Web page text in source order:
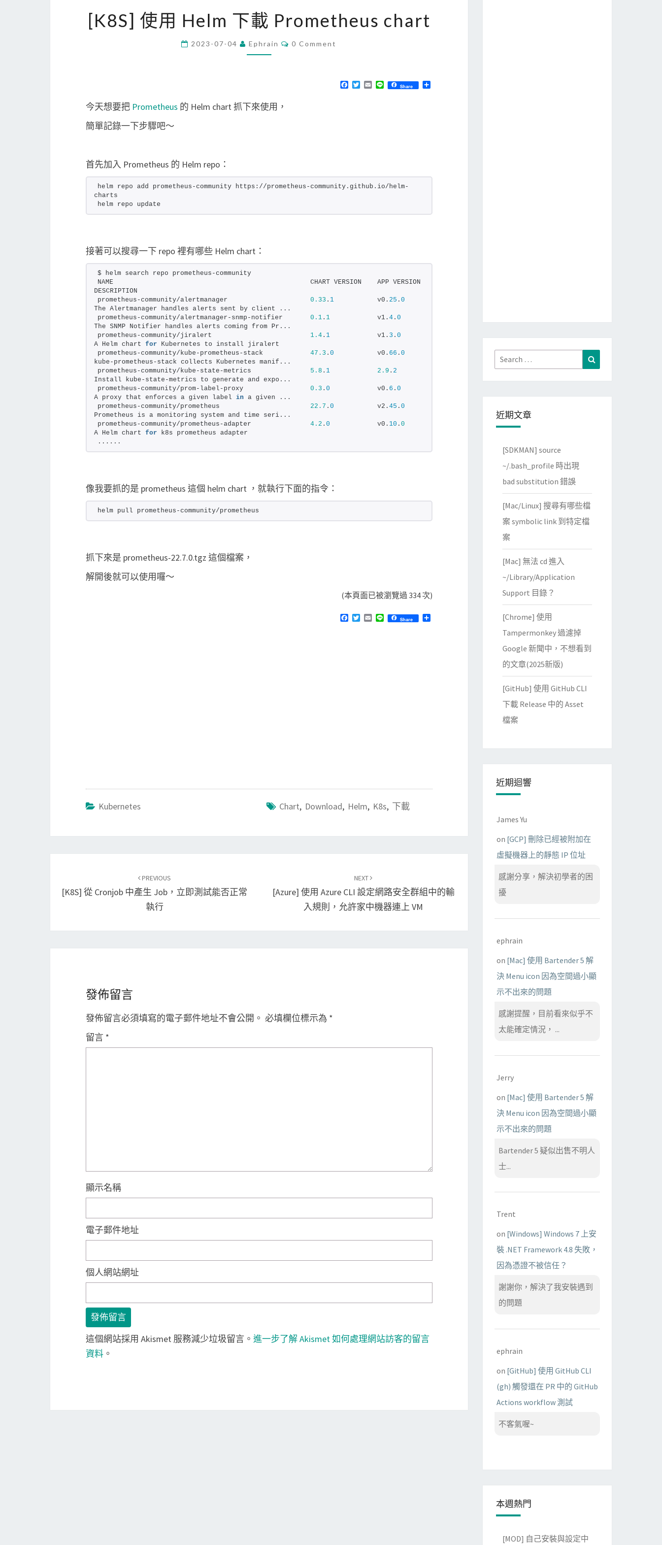
K
S
H
載
r
e
u
c
h
a
r
[K8S] 使用 Helm 下載 Prometheus chart
2023-07-04 Ephrain
C
0 Comment
F
T
E
L
Share
分
今天想要把 Prometheus 的 Helm chart 抓下來使用，
簡單記錄一下步驟吧～
首先加入 Prometheus 的 Helm repo：
helm repo add prometheus-community https://prometheus-community.github.io/helm-
charts
helm repo update
接著可以搜尋一下 repo 裡有哪些 Helm chart：
$ helm search repo prometheus-community
NAME                                                  CHART VERSION    APP VERSION
DESCRIPTION
prometheus-community/alertmanager 0.33 . 1
           v0.
25 . 0
The Alertmanager handles alerts sent by client ...
prometheus-community/alertmanager-snmp-notifier 0.1 . 1
            v1.
4 . 0
The SNMP Notifier handles alerts coming from Pr...
prometheus-community/jiralert 1.4 . 1
            v1.
3 . 0
A Helm chart for Kubernetes to install jiralert
prometheus-community/kube-prometheus-stack 47.3 . 0
           v0.
66 . 0
kube-prometheus-stack collects Kubernetes manif...
prometheus-community/kube-state-metrics 5.8 . 1 2.9 . 2
Install kube-state-metrics to generate and expo...
prometheus-community/prom-label-proxy 0.3 . 0
            v0.
6 . 0
A proxy that enforces a given label in a given ...
prometheus-community/prometheus 22.7 . 0
           v2.
45 . 0
Prometheus is a monitoring system and time seri...
prometheus-community/prometheus-adapter 4.2 . 0
            v0.
10 . 0
A Helm chart for k8s prometheus adapter
......
像我要抓的是 prometheus 這個 helm chart ，就執行下面的指令：
helm pull prometheus-community/prometheus
抓下來是 prometheus-22.7.0.tgz 這個檔案，
解開後就可以使用囉～
(本頁面已被瀏覽過 334 次)
F
T
E
L
Share
分
Kubernetes Chart, Download, Helm, K8s, 下載
navigation
PREVIOUS
[K8S] 從 Cronjob 中產生 Job，立即測試能否正常
執行
NEXT
[Azure] 使用 Azure CLI 設定網路安全群組中的輸
入規則，允許家中機器連上 VM
發佈留言
發佈留言必須填寫的電子郵件地址不會公開。 必填欄位標示為 *
留言 *
顯示名稱
電子郵件地址
個人網站網址
這個網站採用 Akismet 服務減少垃圾留言。 進一步了解 Akismet 如何處理網站訪客的留言
資料 。
Search
for:
近期文章
[SDKMAN] source
~/.bash_profile 時出現
bad substitution 錯誤
[Mac/Linux] 搜尋有哪些檔
案 symbolic link 到特定檔
案
[Mac] 無法 cd 進入
~/Library/Application
Support 目錄？
[Chrome] 使用
Tampermonkey 過濾掉
Google 新聞中，不想看到
的文章(2025新版)
[GitHub] 使用 GitHub CLI
下載 Release 中的 Asset
檔案
近期迴響
James Yu
on [GCP] 刪除已經被附加在
虛擬機器上的靜態 IP 位址
感謝分享，解決初學者的困
擾
ephrain
on [Mac] 使用 Bartender 5 解
決 Menu icon 因為空間過小顯
示不出來的問題
感謝提醒，目前看來似乎不
太能確定情況， ...
Jerry
on [Mac] 使用 Bartender 5 解
決 Menu icon 因為空間過小顯
示不出來的問題
Bartender 5 疑似出售不明人
士...
Trent
on [Windows] Windows 7 上安
裝 .NET Framework 4.8 失敗，
因為憑證不被信任？
謝謝你，解決了我安裝遇到
的問題
ephrain
on [GitHub] 使用 GitHub CLI
(gh) 觸發還在 PR 中的 GitHub
Actions workflow 測試
不客氣喔~
本週熱門
[MOD] 自己安裝與設定中